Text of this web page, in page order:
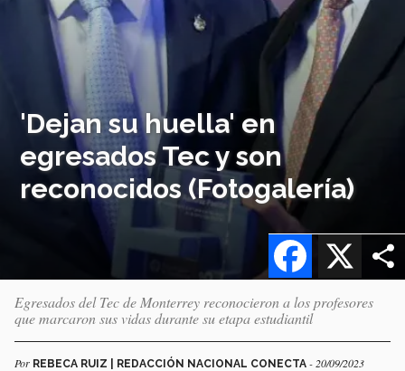
'Dejan su huella' en
egresados Tec y son
reconocidos (Fotogalería)
X
Facebook
Egresados del Tec de Monterrey reconocieron a los profesores
que marcaron sus vidas durante su etapa estudiantil
Por REBECA RUIZ | REDACCIÓN NACIONAL CONECTA - 20/09/2023